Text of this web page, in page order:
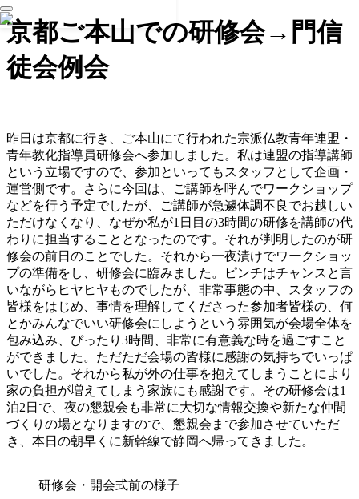
京都ご本山での研修会→門信
徒会例会
昨日は京都に行き、ご本山にて行われた宗派仏教青年連盟・
青年教化指導員研修会へ参加しました。私は連盟の指導講師
という立場ですので、参加といってもスタッフとして企画・
運営側です。さらに今回は、ご講師を呼んでワークショップ
などを行う予定でしたが、ご講師が急遽体調不良でお越しい
ただけなくなり、なぜか私が1日目の3時間の研修を講師の代
わりに担当することとなったのです。それが判明したのが研
修会の前日のことでした。それから一夜漬けでワークショッ
プの準備をし、研修会に臨みました。ピンチはチャンスと言
いながらヒヤヒヤものでしたが、非常事態の中、スタッフの
皆様をはじめ、事情を理解してくださった参加者皆様の、何
とかみんなでいい研修会にしようという雰囲気が会場全体を
包み込み、ぴったり3時間、非常に有意義な時を過ごすこと
ができました。ただただ会場の皆様に感謝の気持ちでいっぱ
いでした。それから私が外の仕事を抱えてしまうことにより
家の負担が増えてしまう家族にも感謝です。その研修会は1
泊2日で、夜の懇親会も非常に大切な情報交換や新たな仲間
づくりの場となりますので、懇親会まで参加させていただ
き、本日の朝早くに新幹線で静岡へ帰ってきました。
研修会・開会式前の様子